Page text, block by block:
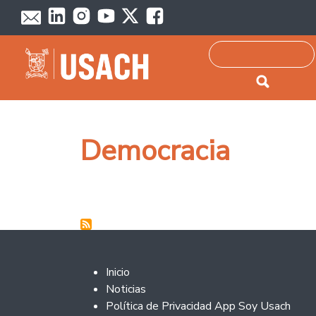
Passar para o conteúdo principal
Pesquisar
Democracia
Footer 2
Inicio
Noticias
Política de Privacidad App Soy Usach